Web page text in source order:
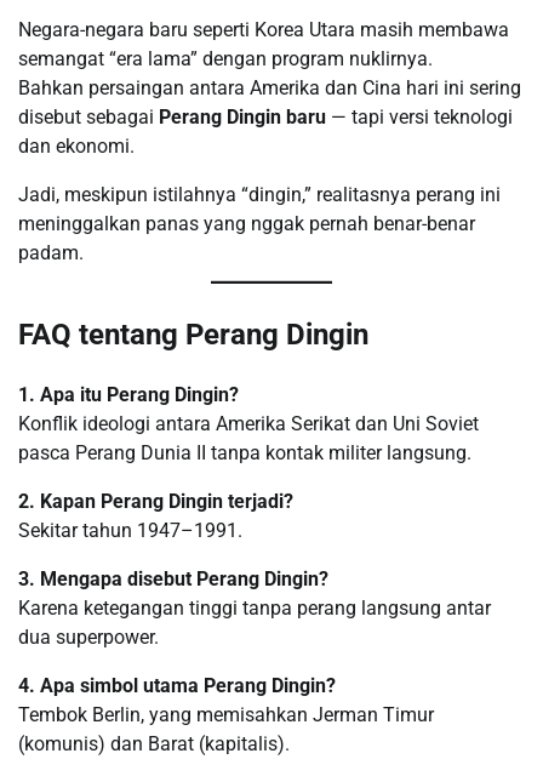
Negara-negara baru seperti Korea Utara masih membawa
semangat “era lama” dengan program nuklirnya.
Bahkan persaingan antara Amerika dan Cina hari ini sering
disebut sebagai Perang Dingin baru — tapi versi teknologi
dan ekonomi.
Jadi, meskipun istilahnya “dingin,” realitasnya perang ini
meninggalkan panas yang nggak pernah benar-benar
padam.
FAQ tentang Perang Dingin
1. Apa itu Perang Dingin?
Konflik ideologi antara Amerika Serikat dan Uni Soviet
pasca Perang Dunia II tanpa kontak militer langsung.
2. Kapan Perang Dingin terjadi?
Sekitar tahun 1947–1991.
3. Mengapa disebut Perang Dingin?
Karena ketegangan tinggi tanpa perang langsung antar
dua superpower.
4. Apa simbol utama Perang Dingin?
Tembok Berlin, yang memisahkan Jerman Timur
(komunis) dan Barat (kapitalis).